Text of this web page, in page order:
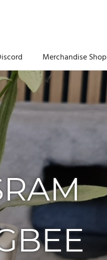
Merchandise Shop